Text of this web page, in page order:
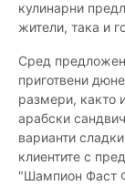
кулинарни
жители, така и
Сред
приготвени
размери, както
арабски
варианти
клиентите с
"Шампион Фаст